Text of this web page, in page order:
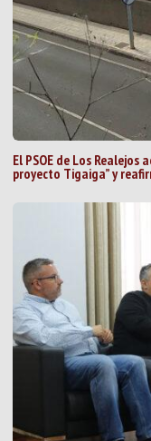
El PSOE de Los
proyecto Tigaiga” y